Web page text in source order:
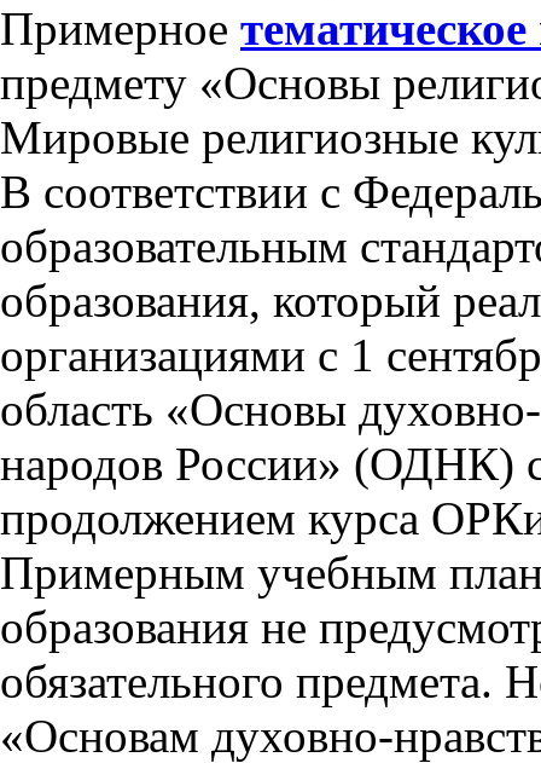
Примерное
предмету «Основы
Мировые религиозные
В соответствии с
образовательным
образования, который
организациями с 1
область «Основы
народов России» (ОДНК)
продолжением курса
Примерным учебным
образования не
обязательного предмета.
«Основам духовно-